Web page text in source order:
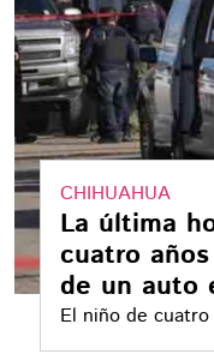
CHIHUAHUA
La última
cuatro
de un auto
El niño de
la colonia